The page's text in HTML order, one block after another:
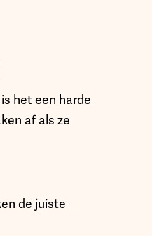
het een harde
af als ze
de juiste